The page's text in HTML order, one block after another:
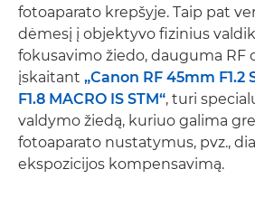
fotoaparato krepšyje. Taip pat
dėmesį į objektyvo fizinius
fokusavimo žiedo, dauguma RF
įskaitant „Canon RF 45mm F1.2
F1.8 MACRO IS STM“, turi
valdymo žiedą, kuriuo galima
fotoaparato nustatymus, pvz.,
ekspozicijos kompensavimą.